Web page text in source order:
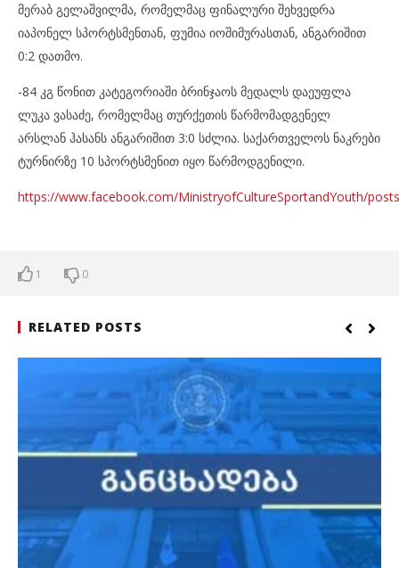
მერაბ გელაშვილმა, რომელმაც ფინალური შეხვედრა
იაპონელ სპორტსმენთან, ფუმია იოშიმურასთან, ანგარიშით
0:2 დათმო.
-84 კგ წონით კატეგორიაში ბრინჯაოს მედალს დაეუფლა
ლუკა ვასაძე, რომელმაც თურქეთის წარმომადგენელ
არსლან ჰასანს ანგარიშით 3:0 სძლია. საქართველოს ნაკრები
ტურნირზე 10 სპორტსმენით იყო წარმოდგენილი.
https://www.facebook.com/MinistryofCultureSportandYouth/
1 0
RELATED POSTS